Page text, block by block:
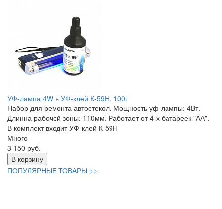
УФ-лампа 4W + УФ-клей К-59Н, 100г
Набор для ремонта автостекол. Мощность уф-лампы: 4Вт.
Длинна рабочей зоны: 110мм. Работает от 4-х батареек "АА".
В комплект входит УФ-клей К-59Н
Много
3 150 руб.
В корзину
ПОПУЛЯРНЫЕ ТОВАРЫ >>